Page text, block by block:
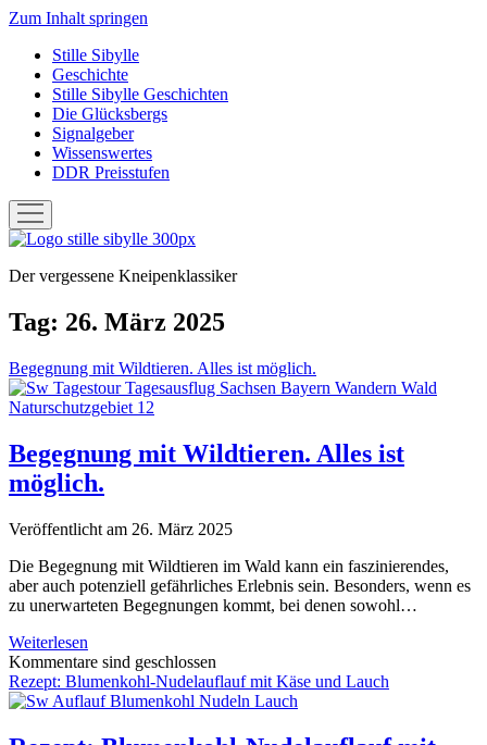
Zum Inhalt springen
Stille Sibylle
Geschichte
Stille Sibylle Geschichten
Die Glücksbergs
Signalgeber
Wissenswertes
DDR Preisstufen
Menü
öffnen
Stille
Der vergessene Kneipenklassiker
Tag: 26. März 2025
Begegnung mit Wildtieren. Alles ist möglich.
Begegnung mit Wildtieren. Alles ist
möglich.
Veröffentlicht am 26. März 2025
Die Begegnung mit Wildtieren im Wald kann ein faszinierendes,
aber auch potenziell gefährliches Erlebnis sein. Besonders, wenn es
zu unerwarteten Begegnungen kommt, bei denen sowohl…
Weiterlesen
mit
Wildtieren.
Alles
möglich.
Kommentare sind geschlossen
Rezept: Blumenkohl-Nudelauflauf mit Käse und Lauch